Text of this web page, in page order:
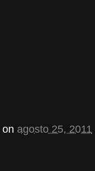
on agosto 25, 2011